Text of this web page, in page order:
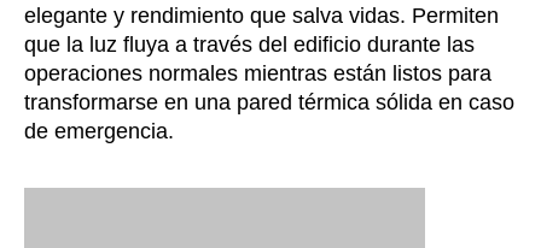
elegante y rendimiento que salva vidas. Permiten
que la luz fluya a través del edificio durante las
operaciones normales mientras están listos para
transformarse en una pared térmica sólida en caso
de emergencia.